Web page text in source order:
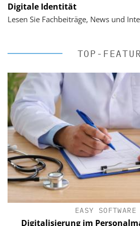
Digitale Identität
Lesen Sie Fachbeiträge, News und
TOP-
EASY SOFTWARE
Digitalisierung im